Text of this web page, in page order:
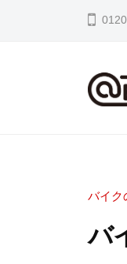
の
張
阪
バイク
バ
イ
出
張
門
ア